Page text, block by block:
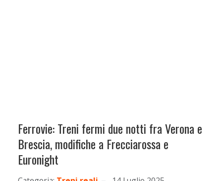
Ferrovie: Treni fermi due notti fra Verona e
Brescia, modifiche a Frecciarossa e
Euronight